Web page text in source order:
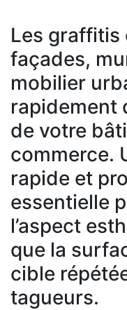
Les graffitis
façades,
mobilier
rapidement
de votre
commerce.
rapide et
essentielle
l’aspect
que la
cible
tagueurs.